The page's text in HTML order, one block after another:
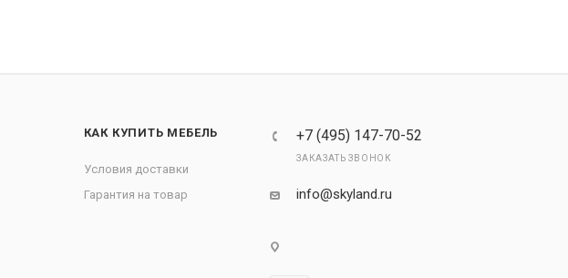
КАК КУПИТЬ МЕБЕЛЬ
Условия доставки
Гарантия на товар
+7 (495) 147-70-52
ЗАКАЗАТЬ ЗВОНОК
info@skyland.ru